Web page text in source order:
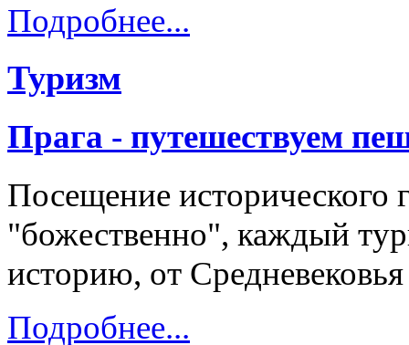
Подробнее...
Туризм
Прага - путешествуем
Посещение исторического
"божественно", каждый
историю, от
Подробнее...